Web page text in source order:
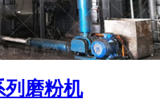
磨粉机